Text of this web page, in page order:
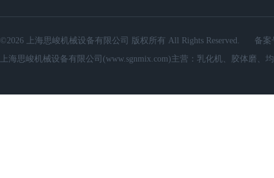
©2026 上海思峻机械设备有限公司 版权所有 All Rights Reserved.
备案
上海思峻机械设备有限公司(www.sgnmix.com)主营：乳化机、胶体磨